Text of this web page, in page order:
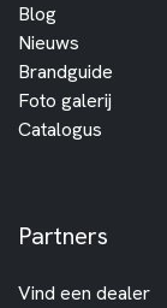
Blog
Nieuws
Brandguide
Foto galerij
Catalogus
Partners
Vind een dealer